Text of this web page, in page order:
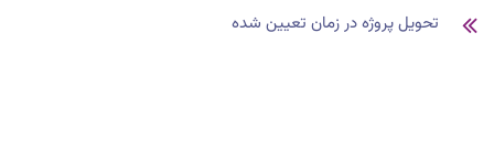
تحویل پروژه در زمان تعیین شده